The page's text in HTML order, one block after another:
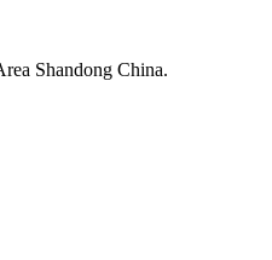
Shandong China.